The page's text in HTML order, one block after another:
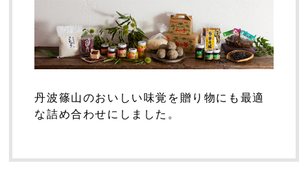
丹波おこわ
丹波おはぎ
黒大豆 | 大納言小豆
丹波篠山のおいしい味覚を贈り物にも最適
な詰め合わせにしました。